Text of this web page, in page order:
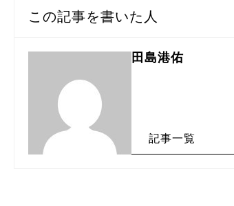
この記事を書いた人
田島港佑
記事一覧